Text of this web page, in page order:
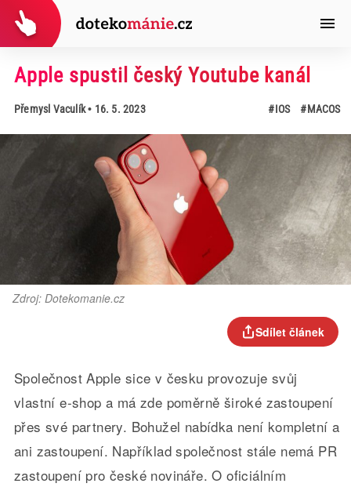
Apple spustil český Youtube kanál
Přemysl Vaculík• 16. 5. 2023 #IOS #MACOS
Zdroj: Dotekomanie.cz
Sdílet článek
Společnost Apple sice v česku provozuje svůj
vlastní e-shop a má zde poměrně široké zastoupení
přes své partnery. Bohužel nabídka není kompletní a
ani zastoupení. Například společnost stále nemá PR
zastoupení pro české novináře. O oficiálním